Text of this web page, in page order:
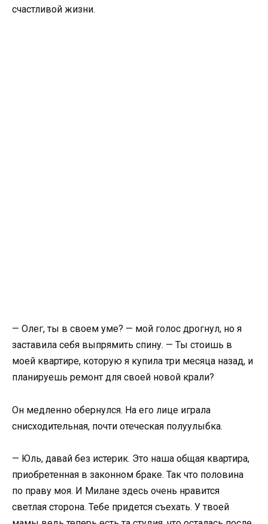
счастливой жизни.
— Олег, ты в своем уме? — мой голос дрогнул, но я
заставила себя выпрямить спину. — Ты стоишь в
моей квартире, которую я купила три месяца назад, и
планируешь ремонт для своей новой крали?
Он медленно обернулся. На его лице играла
снисходительная, почти отеческая полуулыбка.
— Юль, давай без истерик. Это наша общая квартира,
приобретенная в законном браке. Так что половина
по праву моя. И Милане здесь очень нравится
светлая сторона. Тебе придется съехать. У твоей